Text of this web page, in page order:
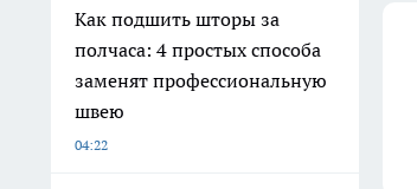
Как подшить шторы за
полчаса: 4 простых способа
заменят профессиональную
швею
04:22